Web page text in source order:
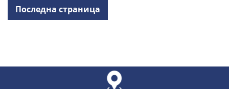
Последна страница